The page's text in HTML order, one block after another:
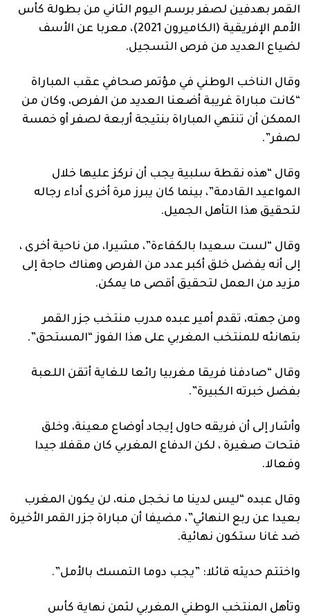
القمر بهدفين لصفر برسم اليوم الثاني من بطولة كأس
الأمم الإفريقية (الكاميرون 2021)، معربا عن الأسف
لضياع العديد من فرص التسجيل.
وقال الناخب الوطني في مؤتمر صحافي عقب المباراة
“كانت مباراة غريبة أضعنا العديد من الفرص، وكان من
الممكن أن تنتهي المباراة بنتيجة أربعة لصفر أو خمسة
لصفر”.
وقال “هذه نقطة سلبية يجب أن نركز عليها خلال
المواعيد القادمة”، بينما كان يبرز مرة أخرى أداء رجاله
لتحقيق هذا التأهل الجميل.
وقال “لست سعيدا بالكفاءة”، مشيرا، من ناحية أخرى ،
إلى أنه يفضل خلق أكبر عدد من الفرص وهناك حاجة إلى
مزيد من العمل لتحقيق أقصى ما يمكن.
ومن جهته، تقدم أمير عبده مدرب منتخب جزر القمر
بتهانئه للمنتخب المغربي على هذا الفوز “المستحق”.
وقال “صادفنا فريقا مغربيا رائعا للغاية أتقن اللعبة
بفضل خبرته الكبيرة”.
وأشار إلى أن فريقه حاول إيجاد أوضاع معينة، وخلق
فتحات صغيرة ، لكن الدفاع المغربي كان مقفلا جيدا
وفعالا.
وقال عبده “ليس لدينا ما نخجل منه، لن يكون المغرب
بعيدا عن ربع النهائي”، مضيفا أن مباراة جزر القمر الأخيرة
ضد غانا ستكون نهائية.
واختتم حديثه قائلا: ”يجب دوما التمسك بالأمل”.
وتأهل المنتخب الوطني المغربي لثمن نهاية كأس